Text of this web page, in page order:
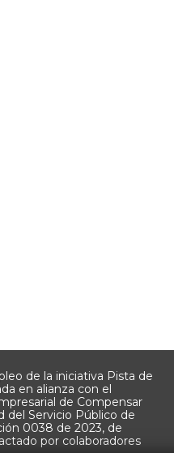
de la iniciativa Pista de
en alianza con el
de Compensar
del Servicio Público de
0038 de 2023, de
por colaboradores